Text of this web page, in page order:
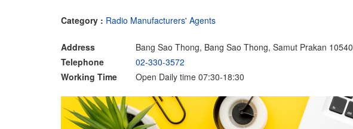
Category : Radio Manufacturers' Agents
Address
Bang Sao Thong, Bang Sao Thong, Samut Prakan 10540
Telephone
02-330-3572
Working Time
Open Daily time 07:30-18:30